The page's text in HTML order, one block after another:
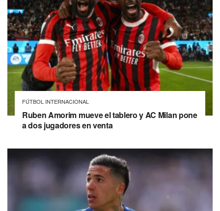
FÚTBOL INTERNACIONAL
Ruben Amorim mueve el tablero y AC Milan pone
a dos jugadores en venta